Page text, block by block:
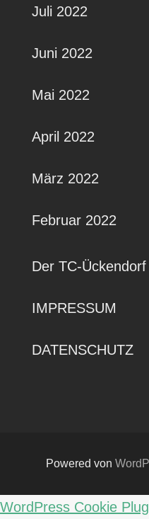
Juli 2022
Juni 2022
Mai 2022
April 2022
März 2022
Februar 2022
Der TC-
IMPRESSUM
DATENSCHUTZ
Powered von
WordPress Cookie